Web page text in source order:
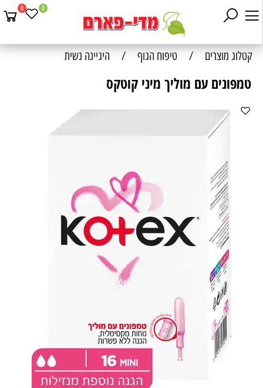
0 0
קטלוג מוצרים / טיפוח הגוף / היגיינה נשית
טמפונים עם מוליך מיני קוטקס